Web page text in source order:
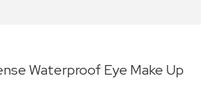
Waterproof Eye Make Up